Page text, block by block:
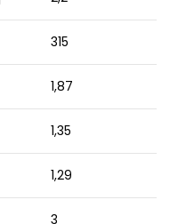
315
1,87
1,35
1,29
3